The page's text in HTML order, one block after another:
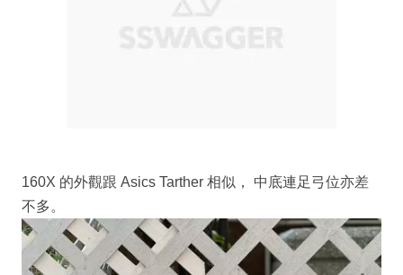
160X 的外觀跟 Asics Tarther 相似， 中底連足弓位亦差
不多。